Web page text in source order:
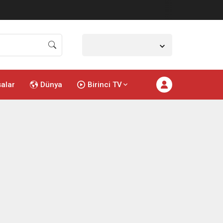
Dünya Birinci TV